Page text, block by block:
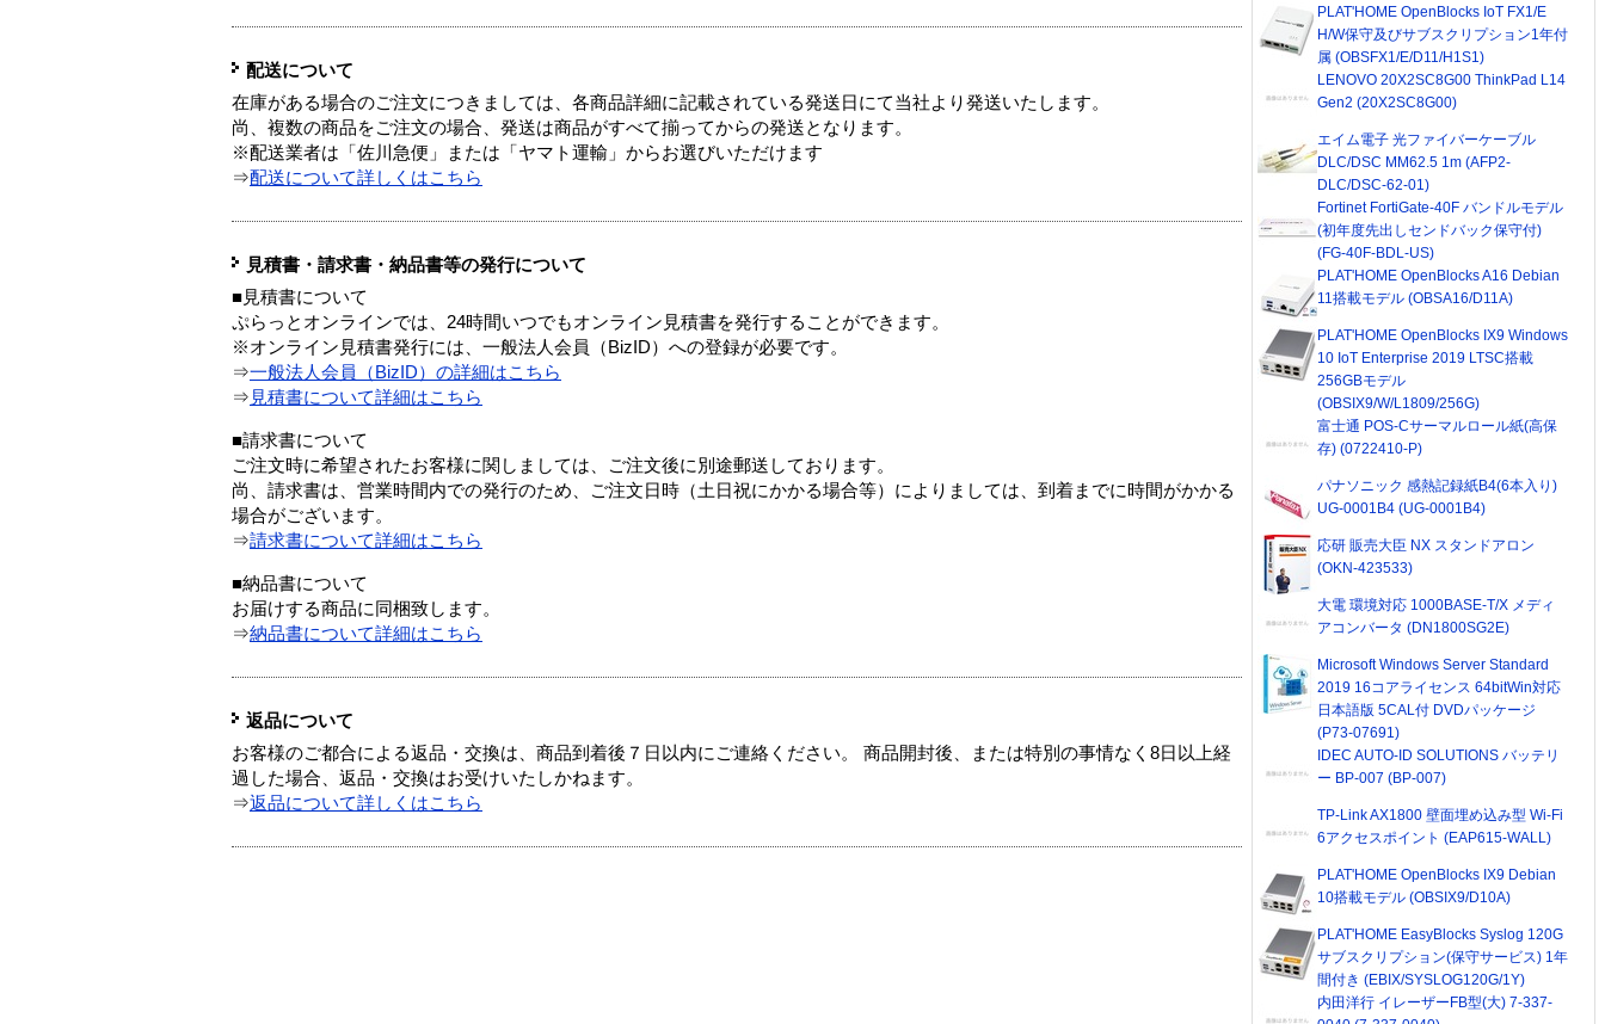
配送について
在庫がある場合のご注文につきましては、各商品詳細に記載されている発送日にて当社より発送いたします。
尚、複数の商品をご注文の場合、発送は商品がすべて揃ってからの発送となります。
※配送業者は「佐川急便」または「ヤマト運輸」からお選びいただけます
⇒配送について詳しくはこちら
見積書・請求書・納品書等の発行について
■見積書について
ぷらっとオンラインでは、24時間いつでもオンライン見積書を発行することができます。
※オンライン見積書発行には、一般法人会員（BizID）への登録が必要です。
⇒一般法人会員（BizID）の詳細はこちら
⇒ 見積書について詳細はこちら
■請求書について
ご注文時に希望されたお客様に関しましては、ご注文後に別途郵送しております。
尚、請求書は、営業時間内での発行のため、ご注文日時（土日祝にかかる場合等）によりましては、到着までに時間がかかる
場合がございます。
⇒請求書について詳細はこちら
■納品書について
お届けする商品に同梱致します。
⇒納品書について詳細はこちら
返品について
お客様のご都合による返品・交換は、商品到着後７日以内にご連絡ください。 商品開封後、または特別の事情なく8日以上経
過した場合、返品・交換はお受けいたしかねます。
⇒返品について詳しくはこちら
PLAT'HOME OpenBlocks IoT FX1/E
H/W保守及びサブスクリプション1年付
属 (OBSFX1/E/D11/H1S1)
LENOVO 20X2SC8G00 ThinkPad L14
Gen2 (20X2SC8G00)
エイム電子 光ファイバーケーブル
DLC/DSC MM62.5 1m (AFP2-
DLC/DSC-62-01)
Fortinet FortiGate-40F バンドルモデル
(初年度先出しセンドバック保守付)
(FG-40F-BDL-US)
PLAT'HOME OpenBlocks A16 Debian
11搭載モデル (OBSA16/D11A)
PLAT'HOME OpenBlocks IX9 Windows
10 IoT Enterprise 2019 LTSC搭載
256GBモデル
(OBSIX9/W/L1809/256G)
富士通 POS-Cサーマルロール紙(高保
存) (0722410-P)
パナソニック 感熱記録紙B4(6本入り)
UG-0001B4 (UG-0001B4)
応研 販売大臣 NX スタンドアロン
(OKN-423533)
大電 環境対応 1000BASE-T/X メディ
アコンバータ (DN1800SG2E)
Microsoft Windows Server Standard
2019 16コアライセンス 64bitWin対応
日本語版 5CAL付 DVDパッケージ
(P73-07691)
IDEC AUTO-ID SOLUTIONS バッテリ
ー BP-007 (BP-007)
TP-Link AX1800 壁面埋め込み型 Wi-Fi
6アクセスポイント (EAP615-WALL)
PLAT'HOME OpenBlocks IX9 Debian
10搭載モデル (OBSIX9/D10A)
PLAT'HOME EasyBlocks Syslog 120G
サブスクリプション(保守サービス) 1年
間付き (EBIX/SYSLOG120G/1Y)
内田洋行 イレーザーFB型(大) 7-337-